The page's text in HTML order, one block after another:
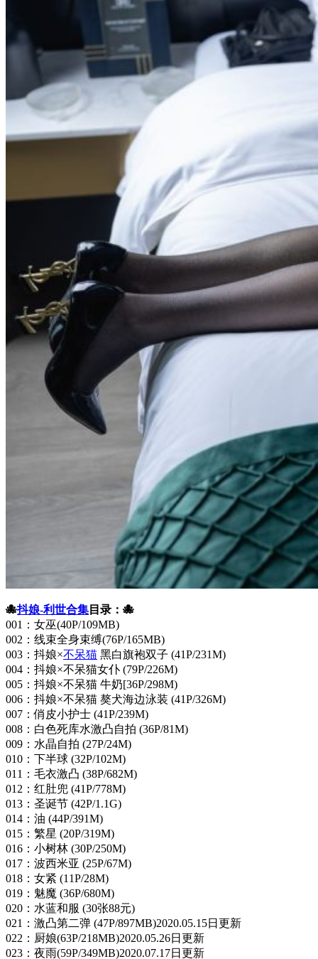
🐙抖娘-利世合集 目录：🐙
001：女巫(40P/109MB)
002：线束全身束缚(76P/165MB)
003：抖娘×不呆猫 黑白旗袍双子 (41P/231M)
004：抖娘×不呆猫女仆 (79P/226M)
005：抖娘×不呆猫 牛奶[36P/298M)
006：抖娘×不呆猫 獒犬海边泳装 (41P/326M)
007：俏皮小护士 (41P/239M)
008：白色死库水激凸自拍 (36P/81M)
009：水晶自拍 (27P/24M)
010：下半球 (32P/102M)
011：毛衣激凸 (38P/682M)
012：红肚兜 (41P/778M)
013：圣诞节 (42P/1.1G)
014：油 (44P/391M)
015：繁星 (20P/319M)
016：小树林 (30P/250M)
017：波西米亚 (25P/67M)
018：女紧 (11P/28M)
019：魅魔 (36P/680M)
020：水蓝和服 (30张88元)
021：激凸第二弹 (47P/897MB)2020.05.15日更新
022：厨娘(63P/218MB)2020.05.26日更新
023：夜雨(59P/349MB)2020.07.17日更新